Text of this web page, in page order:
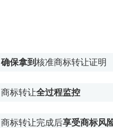
确保拿到 核准商标转让证明
商标转让全过程监控
商标转让完成后享受商标风